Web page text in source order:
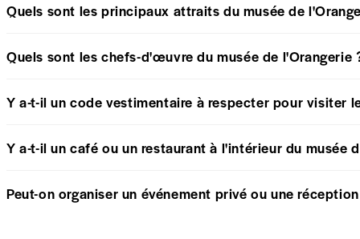
Quels sont les principaux attraits du musée de
Quels sont les chefs-d'œuvre du musée de l'Orangerie
Y a-t-il un code vestimentaire à respecter pour visiter
Y a-t-il un café ou un restaurant à l'intérieur du musée
Peut-on organiser un événement privé ou une